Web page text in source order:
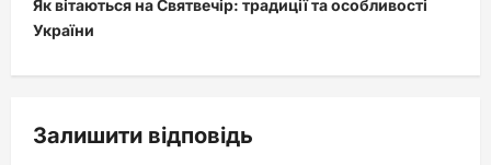
n
a
v
g
Як вітаються на Святвечір: традиції та особливості
України
Залишити відповідь